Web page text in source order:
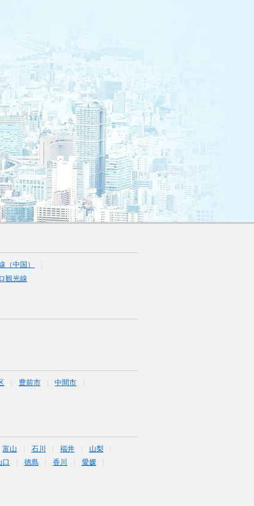
（中国）
観光線
豊前市
中間市
富山 石川 福井
山梨
口 徳島 香川
愛媛